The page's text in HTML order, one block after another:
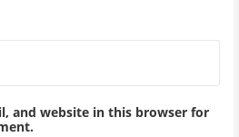
and website in this browser for